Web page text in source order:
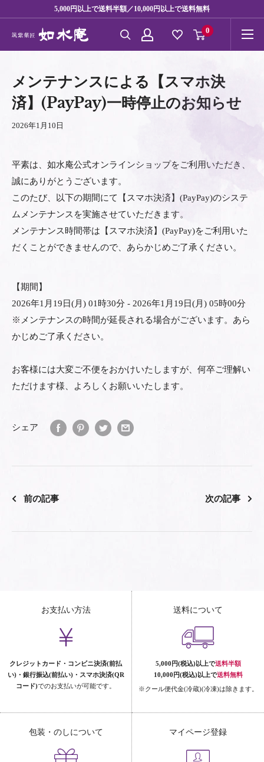
5,000円以上で送料半額／10,000円以上で送料無料
0
メンテナンスによる【スマホ決
済】(PayPay)一時停止のお知らせ
2026年1月10日
平素は、如水庵公式オンラインショップをご利用いただき、
誠にありがとうございます。
このたび、以下の期間にて【スマホ決済】(PayPay)のシステ
ムメンテナンスを実施させていただきます。
メンテナンス時間帯は【スマホ決済】(PayPay)をご利用いた
だくことができませんので、あらかじめご了承ください。
【期間】
2026年1月19日(月) 01時30分 - 2026年1月19日(月) 05時00分
※メンテナンスの時間が延長される場合がございます。あら
かじめご了承ください。
お客様には大変ご不便をおかけいたしますが、何卒ご理解い
ただけます様、よろしくお願いいたします。
シェア
前の記事 次の記事
お支払い方法
クレジットカード・コンビニ決済(前払
い)・銀行振込(前払い)・スマホ決済(QR
コード)でのお支払いが可能です。
送料について
5,000円(税込)以上で送料半額
10,000円(税込)以上で送料無料
※クール便代金(冷蔵)(冷凍)は除きます。
包装・のしについて マイページ登録